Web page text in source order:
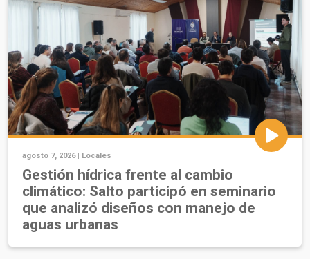
agosto 7, 2026 | Locales
Gestión hídrica frente al cambio
climático: Salto participó en seminario
que analizó diseños con manejo de
aguas urbanas